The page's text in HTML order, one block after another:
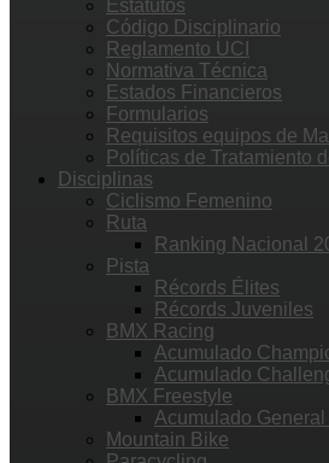
Estatutos
Código Disciplinario
Reglamento UCI
Normativa Técnica
Estados Financieros
Formularios
Requisitos equipos de
Políticas de Tratamiento
Disciplinas
Ciclismo Femenino
Ruta
Ranking Nacional
Pista
Récords Élites
Récords Juveniles
BMX Racing
Acumulado
Acumulado
BMX Freestyle
Acumulado
Mountain Bike